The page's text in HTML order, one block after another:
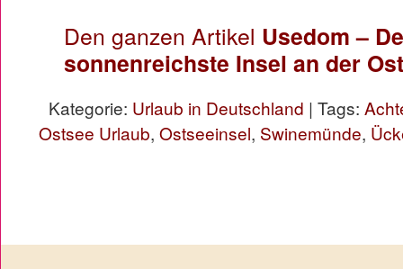
Den ganzen Artikel Usedom –
sonnenreichste Insel an der
Kategorie: Urlaub in Deutschland | Tags:
Ostsee Urlaub, Ostseeinsel, Swinemünde,